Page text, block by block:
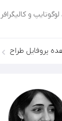
و کالیگرافر
پروفایل طراح